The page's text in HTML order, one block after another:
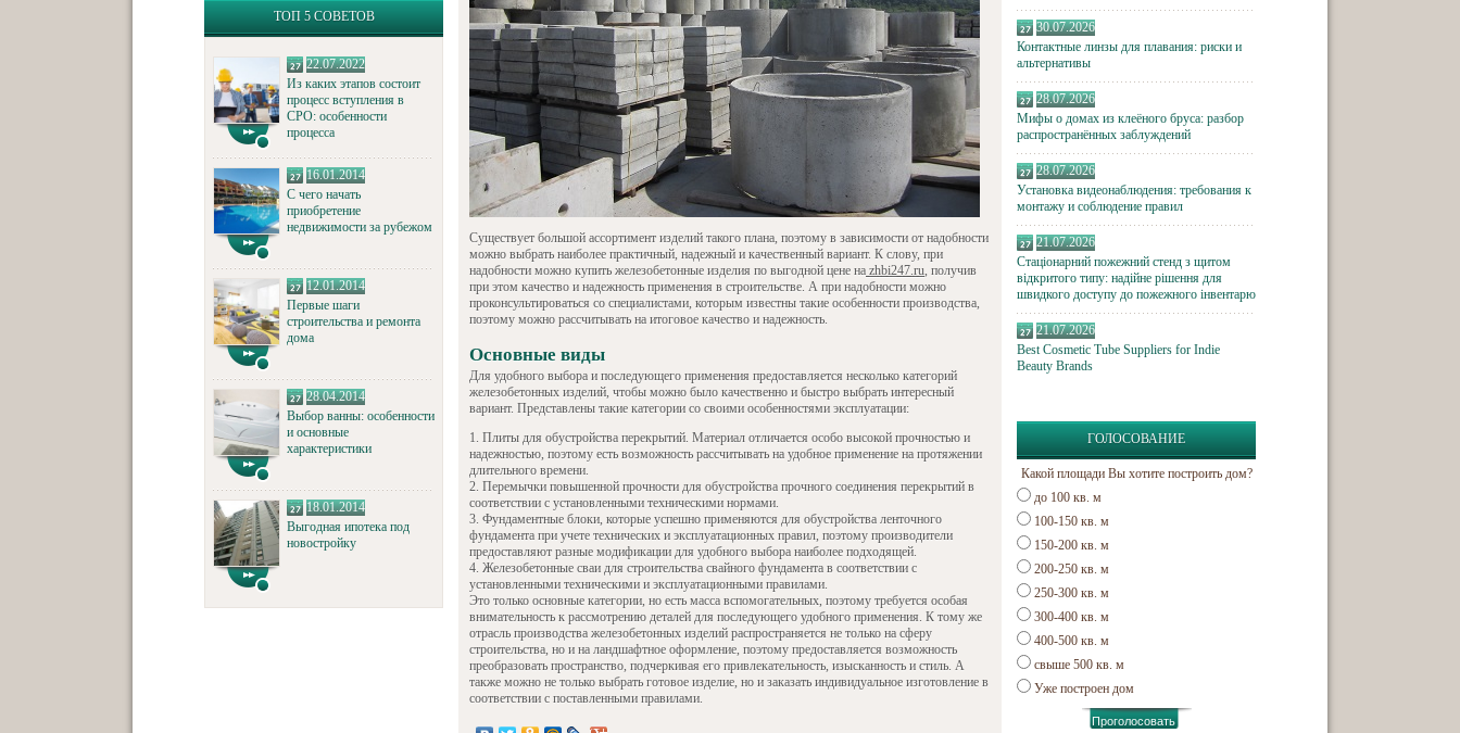
ТОП 5 СОВЕТОВ
22.07.2022
Из каких этапов состоит
процесс вступления в
СРО: особенности
процесса
16.01.2014
С чего начать
приобретение
недвижимости за рубежом
12.01.2014
Первые шаги
строительства и ремонта
дома
28.04.2014
Выбор ванны: особенности
и основные
характеристики
18.01.2014
Выгодная ипотека под
новостройку
30.07.2026
Контактные линзы для плавания: риски и
альтернативы
28.07.2026
Мифы о домах из клеёного бруса: разбор
распространённых заблуждений
28.07.2026
Установка видеонаблюдения: требования к
монтажу и соблюдение правил
21.07.2026
Стаціонарний пожежний стенд з щитом
відкритого типу: надійне рішення для
швидкого доступу до пожежного інвентарю
21.07.2026
Best Cosmetic Tube Suppliers for Indie
Beauty Brands
ГОЛОСОВАНИЕ
Какой площади Вы хотите построить дом?
до 100 кв. м
100-150 кв. м
150-200 кв. м
200-250 кв. м
250-300 кв. м
300-400 кв. м
400-500 кв. м
свыше 500 кв. м
Уже построен дом
Существует большой ассортимент изделий такого плана, поэтому в зависимости от надобности
можно выбрать наиболее практичный, надежный и качественный вариант. К слову, при
надобности можно купить железобетонные изделия по выгодной цене на zhbi247.ru, получив
при этом качество и надежность применения в строительстве. А при надобности можно
проконсультироваться со специалистами, которым известны такие особенности производства,
поэтому можно рассчитывать на итоговое качество и надежность.
Основные виды
Для удобного выбора и последующего применения предоставляется несколько категорий
железобетонных изделий, чтобы можно было качественно и быстро выбрать интересный
вариант. Представлены такие категории со своими особенностями эксплуатации:
Плиты для обустройства перекрытий. Материал отличается особо высокой прочностью и
надежностью, поэтому есть возможность рассчитывать на удобное применение на протяжении
длительного времени.
Перемычки повышенной прочности для обустройства прочного соединения перекрытий в
соответствии с установленными техническими нормами.
Фундаментные блоки, которые успешно применяются для обустройства ленточного
фундамента при учете технических и эксплуатационных правил, поэтому производители
предоставляют разные модификации для удобного выбора наиболее подходящей.
Железобетонные сваи для строительства свайного фундамента в соответствии с
установленными техническими и эксплуатационными правилами.
Это только основные категории, но есть масса вспомогательных, поэтому требуется особая
внимательность к рассмотрению деталей для последующего удобного применения. К тому же
отрасль производства железобетонных изделий распространяется не только на сферу
строительства, но и на ландшафтное оформление, поэтому предоставляется возможность
преобразовать пространство, подчеркивая его привлекательность, изысканность и стиль. А
также можно не только выбрать готовое изделие, но и заказать индивидуальное изготовление в
соответствии с поставленными правилами.